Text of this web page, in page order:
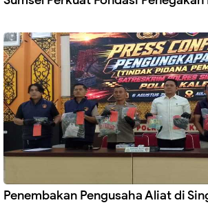
Penembakan Pengusaha Aliat di